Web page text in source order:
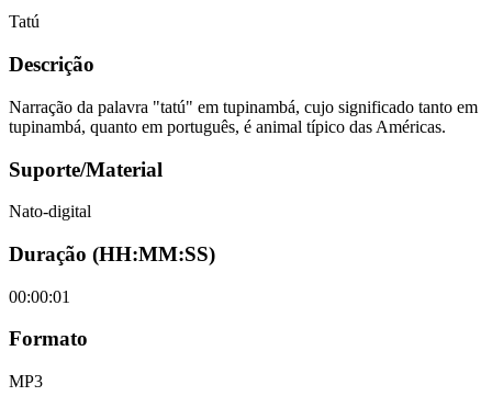
Tatú
Descrição
Narração da palavra "tatú" em tupinambá, cujo significado tanto em
tupinambá, quanto em português, é animal típico das Américas.
Suporte/Material
Nato-digital
Duração (HH:MM:SS)
00:00:01
Formato
MP3